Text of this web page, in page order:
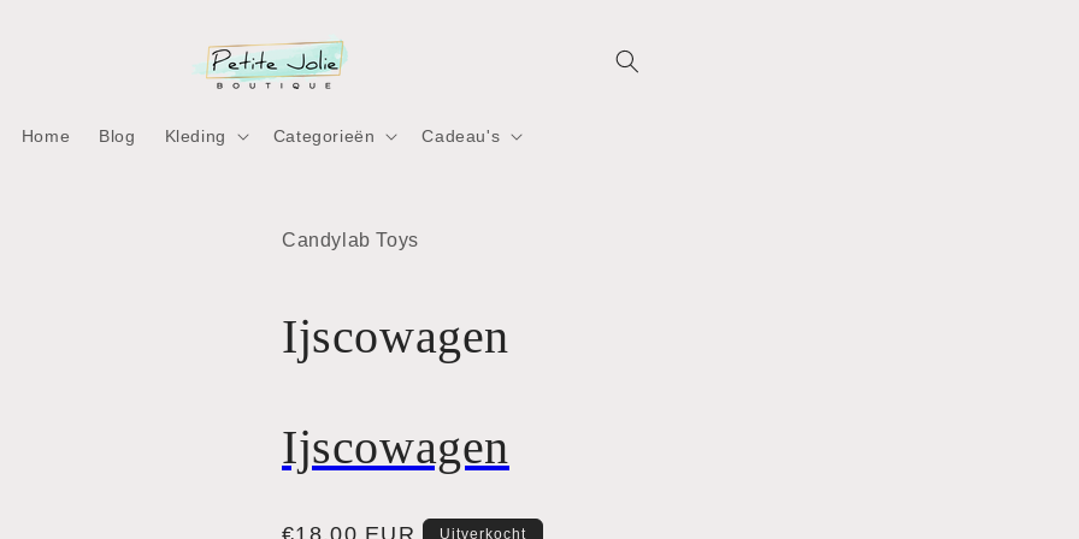
Home Blog Kleding Categorieën Cadeau's
Candylab Toys
Ijscowagen
Ijscowagen
Normale
€18,00 EUR
Uitverkocht